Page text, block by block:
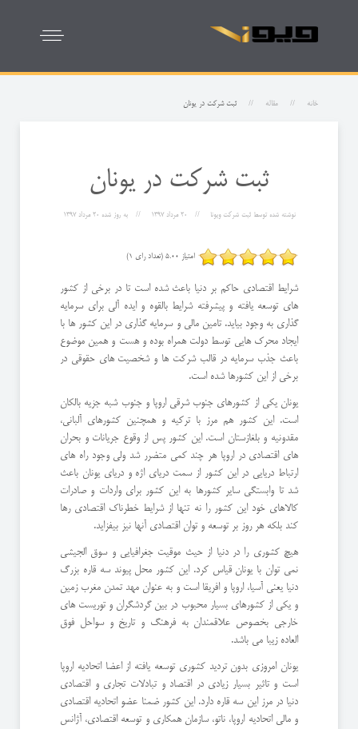
خانه مقاله ثبت شرکت در یونان
ثبت شرکت در یونان
نوشته شده توسطثبت شرکت ویونا 20 مرداد 1397 به روز شده 20 مرداد 1397
امتیاز 5.00 (تعداد رای 1)
شرایط اقتصادی حاکم بر دنیا باعث شده است تا در برخی از کشور
های توسعه یافته و پیشرفته شرایط بالقوه و ایده آلی برای سرمایه
گذاری به وجود بیاید. تامین مالی و سرمایه گذاری در این کشور ها با
ایجاد محرک هایی توسط دولت همراه بوده و هست و همین موضوع
باعث جذب سرمایه در قالب شرکت ها و شخصیت های حقوقی در
برخی از این کشورها شده است.
یونان یکی از کشورهای جنوب شرقی اروپا و جنوب شبه جزیه بالکان
است. این کشور هم مرز با ترکیه و همچنین کشورهای آلبانی،
مقدونیه و بلغازستان است. این کشور پس از وقوع جریانات و بحران
های اقتصادی در اروپا هر چند کمی متضرر شد ولی وجود راه های
ارتباط دریایی در این کشور از سمت دریای اژه و دریای یونان باعث
شد تا وابستگی سایر کشورها به این کشور برای واردات و صادرات
کالاهای خود این کشور را نه تنها از شرایط خطرناک اقتصادی رها
کند بلکه هر روز بر توسعه و توان اقتصادی آنها نیز بیفزاید.
هیچ کشوری را در دنیا از حیث موقیت جغرافیایی و سوق الجیشی
نمی توان با یونان قیاس کرد. این کشور محل پیوند سه قاره بزرگ
دنیا یعنی آسیا، اروپا و افریقا است و به عنوان مهد تمدن مغرب زمین
و یکی از کشورهای بسیار محبوب در بین گردشگران و توریست های
خارجی بخصوص علاقمندان به فرهنگ و تاریخ و سواحل فوق
العاده زیبا می باشد.
یونان امروزی بدون تردید کشوری توسعه یافته از اعضا اتحادیه اروپا
است و تاثیر بسیار زیادی در اقتصاد و تبادلات تجاری و اقتصادی
دنیا در مرز این سه قاره دارد. این کشور ضمنا عضو اتحادیه اقتصادی
و مالی اتحادیه اروپا، ناتو، سازمان همکاری و توسعه اقتصادی، آژانس